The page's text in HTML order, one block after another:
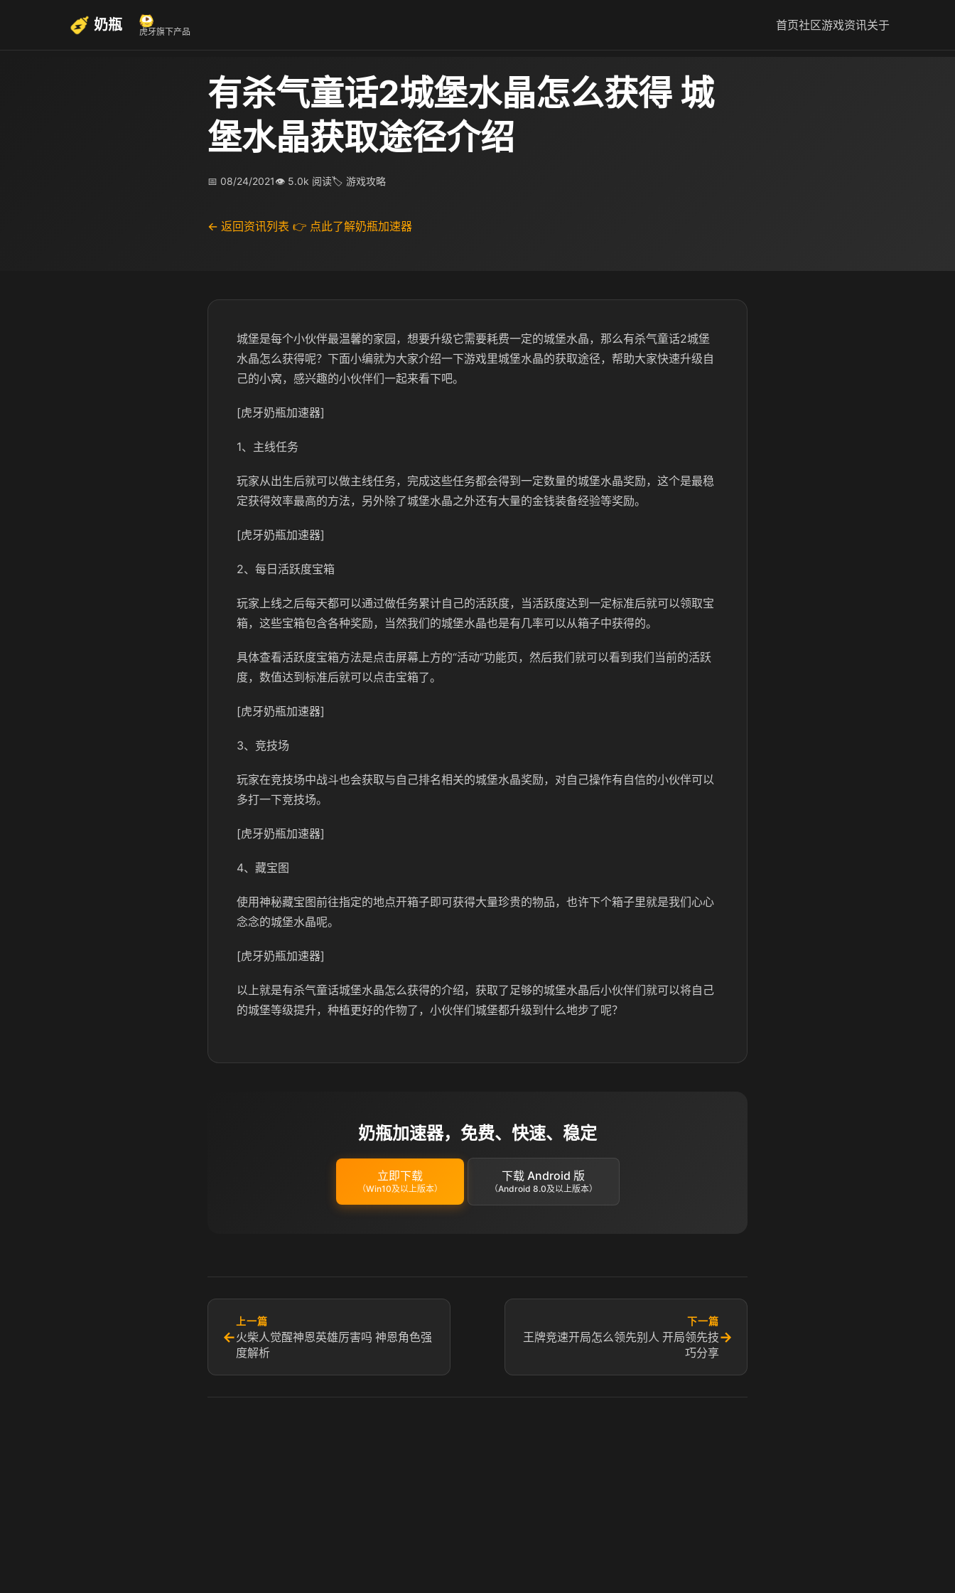
奶瓶 虎牙旗下产品 首页社区游戏资讯关于
有杀气童话2城堡水晶怎么获得 城
堡水晶获取途径介绍
📅 08/24/2021👁 5.0k 阅读🏷 游戏攻略
← 返回资讯列表 👉 点此了解奶瓶加速器
城堡是每个小伙伴最温馨的家园，想要升级它需要耗费一定的城堡水晶，那么有杀气童话2城堡
水晶怎么获得呢？下面小编就为大家介绍一下游戏里城堡水晶的获取途径，帮助大家快速升级自
己的小窝，感兴趣的小伙伴们一起来看下吧。
[虎牙奶瓶加速器]
1、主线任务
玩家从出生后就可以做主线任务，完成这些任务都会得到一定数量的城堡水晶奖励，这个是最稳
定获得效率最高的方法，另外除了城堡水晶之外还有大量的金钱装备经验等奖励。
[虎牙奶瓶加速器]
2、每日活跃度宝箱
玩家上线之后每天都可以通过做任务累计自己的活跃度，当活跃度达到一定标准后就可以领取宝
箱，这些宝箱包含各种奖励，当然我们的城堡水晶也是有几率可以从箱子中获得的。
具体查看活跃度宝箱方法是点击屏幕上方的“活动”功能页，然后我们就可以看到我们当前的活跃
度，数值达到标准后就可以点击宝箱了。
[虎牙奶瓶加速器]
3、竞技场
玩家在竞技场中战斗也会获取与自己排名相关的城堡水晶奖励，对自己操作有自信的小伙伴可以
多打一下竞技场。
[虎牙奶瓶加速器]
4、藏宝图
使用神秘藏宝图前往指定的地点开箱子即可获得大量珍贵的物品，也许下个箱子里就是我们心心
念念的城堡水晶呢。
[虎牙奶瓶加速器]
以上就是有杀气童话城堡水晶怎么获得的介绍，获取了足够的城堡水晶后小伙伴们就可以将自己
的城堡等级提升，种植更好的作物了，小伙伴们城堡都升级到什么地步了呢？
奶瓶加速器，免费、快速、稳定
立即下载
（Win10及以上版本）
下载 Android 版
（Android 8.0及以上版本）
←
上一篇
火柴人觉醒神恩英雄厉害吗 神恩角色强
度解析
下一篇
王牌竞速开局怎么领先别人 开局领先技
巧分享
→